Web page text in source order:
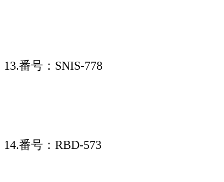
13.番号：SNIS-778
14.番号：RBD-573